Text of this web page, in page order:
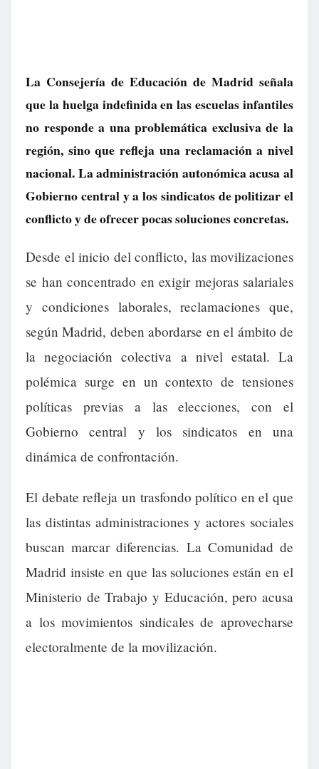
La Consejería de Educación de Madrid señala
que la huelga indefinida en las escuelas infantiles
no responde a una problemática exclusiva de la
región, sino que refleja una reclamación a nivel
nacional. La administración autonómica acusa al
Gobierno central y a los sindicatos de politizar el
conflicto y de ofrecer pocas soluciones concretas.
Desde el inicio del conflicto, las movilizaciones
se han concentrado en exigir mejoras salariales
y condiciones laborales, reclamaciones que,
según Madrid, deben abordarse en el ámbito de
la negociación colectiva a nivel estatal. La
polémica surge en un contexto de tensiones
políticas previas a las elecciones, con el
Gobierno central y los sindicatos en una
dinámica de confrontación.
El debate refleja un trasfondo político en el que
las distintas administraciones y actores sociales
buscan marcar diferencias. La Comunidad de
Madrid insiste en que las soluciones están en el
Ministerio de Trabajo y Educación, pero acusa
a los movimientos sindicales de aprovecharse
electoralmente de la movilización.